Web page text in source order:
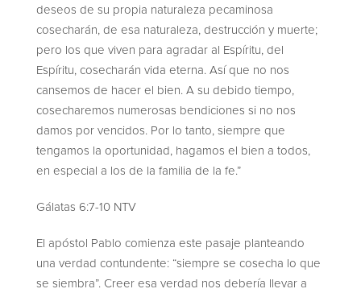
deseos de su propia naturaleza pecaminosa
cosecharán, de esa naturaleza, destrucción y muerte;
pero los que viven para agradar al Espíritu, del
Espíritu, cosecharán vida eterna. Así que no nos
cansemos de hacer el bien. A su debido tiempo,
cosecharemos numerosas bendiciones si no nos
damos por vencidos. Por lo tanto, siempre que
tengamos la oportunidad, hagamos el bien a todos,
en especial a los de la familia de la fe.”
‭‭Gálatas‬ ‭6‬:‭7‬-‭10‬ ‭NTV‬‬
El apóstol Pablo comienza este pasaje planteando
una verdad contundente: “siempre se cosecha lo que
se siembra”. Creer esa verdad nos debería llevar a